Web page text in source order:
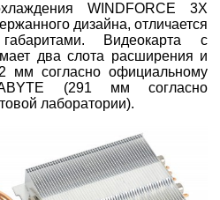
WINDFORCE 3X
дизайна, отличается
Видеокарта с
два слота расширения и
мм согласно официальному
(291 мм согласно
лаборатории).